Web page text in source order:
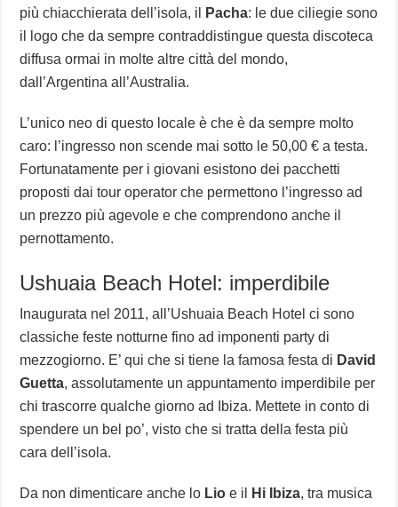
più chiacchierata dell’isola, il Pacha: le due ciliegie sono
il logo che da sempre contraddistingue questa discoteca
diffusa ormai in molte altre città del mondo,
dall’Argentina all’Australia.
L’unico neo di questo locale è che è da sempre molto
caro: l’ingresso non scende mai sotto le 50,00 € a testa.
Fortunatamente per i giovani esistono dei pacchetti
proposti dai tour operator che permettono l’ingresso ad
un prezzo più agevole e che comprendono anche il
pernottamento.
Ushuaia Beach Hotel: imperdibile
Inaugurata nel 2011, all’Ushuaia Beach Hotel ci sono
classiche feste notturne fino ad imponenti party di
mezzogiorno. E’ qui che si tiene la famosa festa di David
Guetta, assolutamente un appuntamento imperdibile per
chi trascorre qualche giorno ad Ibiza. Mettete in conto di
spendere un bel po’, visto che si tratta della festa più
cara dell’isola.
Da non dimenticare anche lo Lioe il Hi Ibiza, tra musica